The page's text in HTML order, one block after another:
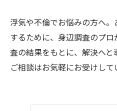
浮気や不倫でお悩みの方へ
するために、身辺調査のプ
査の結果をもとに、解決へと
ご相談はお気軽にお受けして